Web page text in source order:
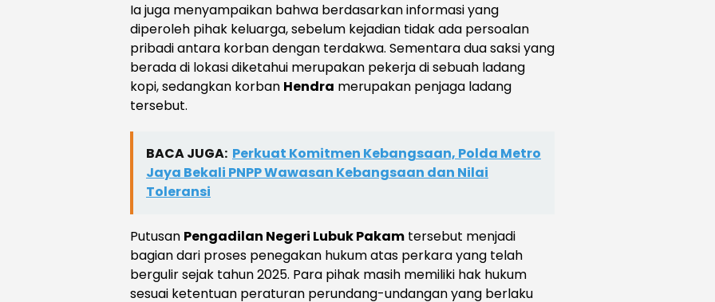
Ia juga menyampaikan bahwa berdasarkan informasi yang
diperoleh pihak keluarga, sebelum kejadian tidak ada persoalan
pribadi antara korban dengan terdakwa. Sementara dua saksi yang
berada di lokasi diketahui merupakan pekerja di sebuah ladang
kopi, sedangkan korban Hendra merupakan penjaga ladang
tersebut.
BACA JUGA: Perkuat Komitmen Kebangsaan, Polda Metro
Jaya Bekali PNPP Wawasan Kebangsaan dan Nilai
Toleransi
Putusan Pengadilan Negeri Lubuk Pakam tersebut menjadi
bagian dari proses penegakan hukum atas perkara yang telah
bergulir sejak tahun 2025. Para pihak masih memiliki hak hukum
sesuai ketentuan peraturan perundang-undangan yang berlaku